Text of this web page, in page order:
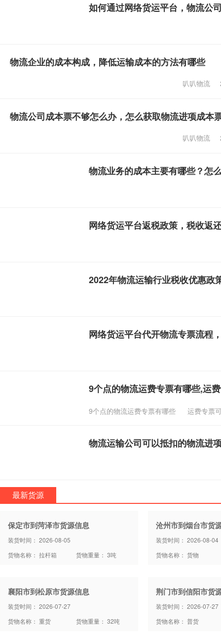
如何通过网络货运平台，物流公
物流企业的成本构成，降低运输成本的方法有哪些
叭叭物流
物流公司成本票不够怎么办，怎么获取物流进项成本
叭叭物流
物流业务的成本主要有哪些？怎
网络货运平台返税政策，税收返
2022年物流运输行业税收优惠政
网络货运平台代开物流专票流程
9个点的物流运费专票有哪些,运
9个点的物流运费专票有哪些 运费专票
物流运输公司可以抵扣的物流进
最新货源
保定市到菏泽市货源信息
装货时间： 2026-08-05
货物名称： 拉杆箱
货物重量： 3吨
沧州市到烟台市货
装货时间： 2026-08-04
货物名称： 货物
襄阳市到松原市货源信息
装货时间： 2026-07-27
货物名称： 重货
货物重量： 32吨
荆门市到信阳市货
装货时间： 2026-07-27
货物名称： 普货